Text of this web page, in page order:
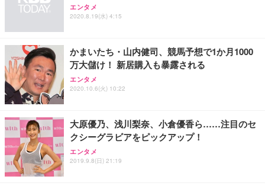
Sezlife オフィスチェア デスクチェア 疲れない テレ
ワーク チェア 強化バックレスト 30度ロッキング機
ョン PCチェア 通気性メッシュ ゲーミング/勉強/事
務用 おしゃれ パソコンチェア (ブラック)
Sezlife オフィスチェア デスクチェア 疲れない テレ
ワーク チェア 強化バックレスト 30度ロッキング機
ョン PCチェア 通気性メッシュ ゲーミング/勉強/事
務用 おしゃれ パソコンチェア (ホワイト)
ANDWINT オフィスチェア デスクチェア 肘なし メ
ッシュ 通気性 ランバーサポート付き 腰サポート ガ
ス圧無段階昇降 360度回転 キャスター付き コンパク
【純正品】27"ゲーミングモニター DualSense 充電
フック付き（CFI-ZDM1J）
【整備済み品】Dell E2724HS 27インチ 液晶モニタ
ー フルHD（1920×1080）VA 非光沢 HDMI/DisplayP
【MiniLED/24.5inch/280Hz/FHD】GRAPHT THE S
HOOTER Gaming Monitor 24” Essential ゲーミン
グモニター QD 24.5インチ 1ms FHD 量子ドット 残
ネオ・ルーライフ ネオ・オムツ L 中型犬用 26枚入
Smart Basic(スマートベーシック) 【Amazon.co.jp
限定】 Smart Basic アイリスオーヤマ ペットシーツ
アイリスオーヤマ ペットシーツ 超厚型 お徳用 レギ
ュラー 200枚入【Amazon.co.jp限定】
エンタメ
2020.8.19(水) 4:15
かまいたち・山内健司、競馬予想で1か月1000
万大儲け！ 新居購入も暴露される
エンタメ
2020.10.6(火) 10:22
大原優乃、浅川梨奈、小倉優香ら……注目のセ
クシーグラビアをピックアップ！
エンタメ
2019.9.8(日) 21:19